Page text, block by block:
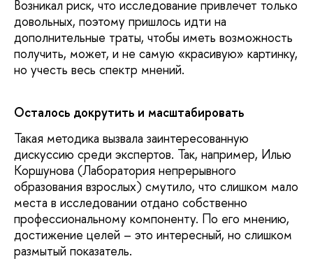
Возникал риск, что исследование привлечет только
довольных, поэтому пришлось идти на
дополнительные траты, чтобы иметь возможность
получить, может, и не самую «красивую» картинку,
но учесть весь спектр мнений.
Осталось докрутить и масштабировать
Такая методика вызвала заинтересованную
дискуссию среди экспертов. Так, например, Илью
Коршунова (Лаборатория непрерывного
образования взрослых) смутило, что слишком мало
места в исследовании отдано собственно
профессиональному компоненту. По его мнению,
достижение целей – это интересный, но слишком
размытый показатель.